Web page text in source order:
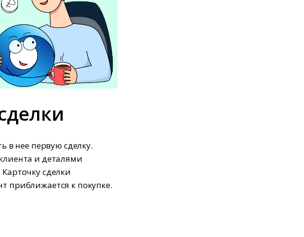
в нее первую сделку.
и деталями
сделки
приближается к покупке.